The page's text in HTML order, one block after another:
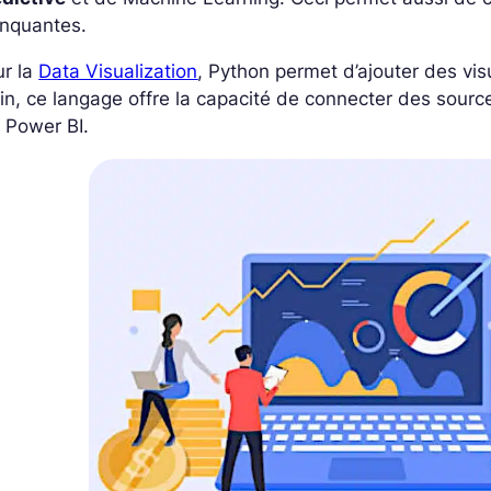
la Data Visualization, Python permet d’ajouter des
ce langage offre la capacité de connecter des
Power BI.